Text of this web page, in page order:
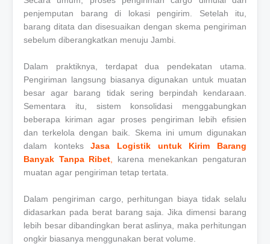
penjemputan barang di lokasi pengirim. Setelah itu,
barang ditata dan disesuaikan dengan skema pengiriman
sebelum diberangkatkan menuju Jambi.
Dalam praktiknya, terdapat dua pendekatan utama.
Pengiriman langsung biasanya digunakan untuk muatan
besar agar barang tidak sering berpindah kendaraan.
Sementara itu, sistem konsolidasi menggabungkan
beberapa kiriman agar proses pengiriman lebih efisien
dan terkelola dengan baik. Skema ini umum digunakan
dalam konteks
Jasa Logistik untuk Kirim Barang
Banyak Tanpa Ribet
karena menekankan pengaturan
muatan agar pengiriman tetap tertata.
Dalam pengiriman cargo, perhitungan biaya tidak selalu
didasarkan pada berat barang saja. Jika dimensi barang
lebih besar dibandingkan berat aslinya, maka perhitungan
ongkir biasanya menggunakan berat volume.